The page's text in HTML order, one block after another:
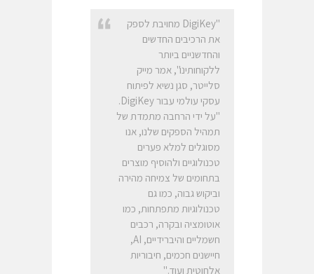
"DigiKey מחויבת לספק
את הרכיבים החדשים
והחדשניים ביותר
ללקוחותינו", אמר מייק
סלייטר, סגן נשיא לפיתוח
עסקי עולמי עבור DigiKey.
"על ידי הרחבה מתמדת של
תמהיל הספקים שלנו, אנו
מסוגלים למלא פערים
טכנולוגיים ולהוסיף מוצרים
בתחומים של צמיחה מהירה
וביקוש גבוה, כמו גם
טכנולוגיות מתפתחות, כמו
אוטומציה ובקרה, רכבים
חשמליים והיברידיים, AI,
חיישנים חכמים, חיבוריות
אלחוטית ועוד."